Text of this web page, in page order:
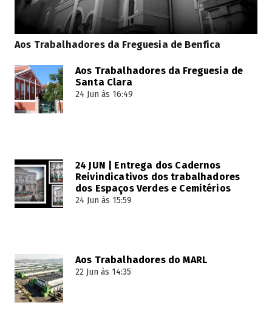
Aos Trabalhadores da Freguesia de Benfica
Aos Trabalhadores da Freguesia de
Santa Clara
24 Jun às 16:49
24 JUN | Entrega dos Cadernos
Reivindicativos dos trabalhadores
dos Espaços Verdes e Cemitérios
24 Jun às 15:59
Aos Trabalhadores do MARL
22 Jun às 14:35